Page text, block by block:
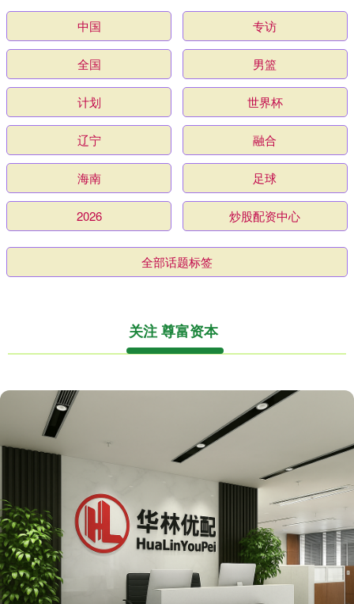
中国 专访
全国 男篮
计划 世界杯
辽宁 融合
海南 足球
2026 炒股配资中心
全部话题标签
关注 尊富资本